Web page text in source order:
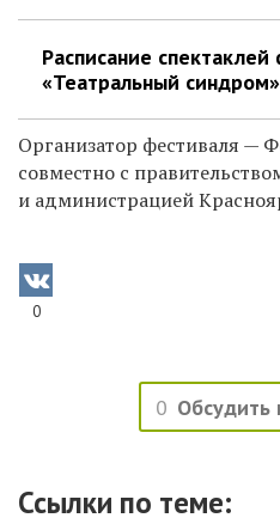
Расписание спектаклей
«Театральный синдром»
Организатор фестиваля —
совместно с
и администрацией
0
0 Обсудить
Ссылки по теме: